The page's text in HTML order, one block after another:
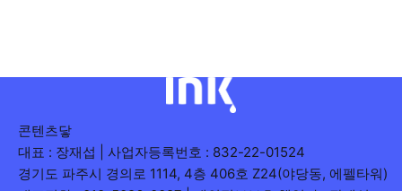
콘텐츠닿
대표 : 장재섭 | 사업자등록번호 : 832-22-01524
경기도 파주시 경의로 1114, 4층 406호 Z24(야당동, 에펠타워)